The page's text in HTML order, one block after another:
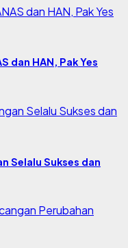
dan HAN, Pak Yes
Selalu Sukses dan